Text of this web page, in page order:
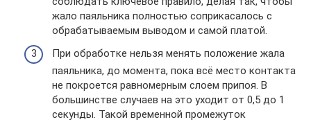
жало паяльника полностью соприкасалось с
обрабатываемым выводом и самой платой.
При обработке нельзя менять положение жала
паяльника, до момента, пока всё место контакта
не покроется равномерным слоем припоя. В
большинстве случаев на это уходит от 0,5 до 1
секунды. Такой временной промежуток